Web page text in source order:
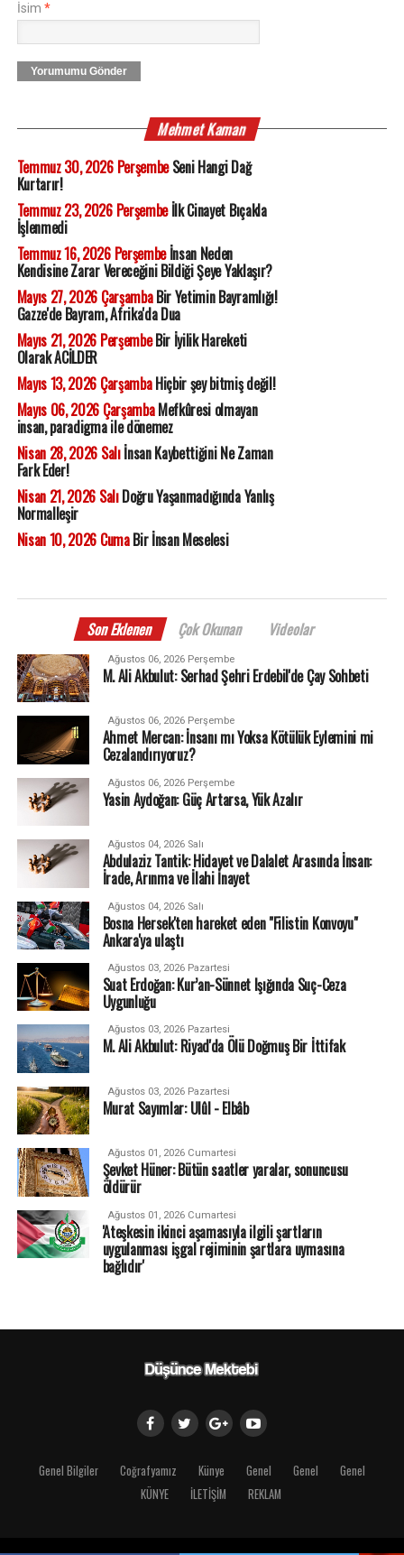
İsim *
Yorumumu Gönder
Mehmet Kaman
Temmuz 30, 2026 PerşembeSeni Hangi Dağ
Kurtarır!
Temmuz 23, 2026 Perşembeİlk Cinayet Bıçakla
İşlenmedi
Temmuz 16, 2026 Perşembeİnsan Neden
Kendisine Zarar Vereceğini Bildiği Şeye Yaklaşır?
Mayıs 27, 2026 ÇarşambaBir Yetimin Bayramlığı!
Gazze'de Bayram, Afrika'da Dua
Mayıs 21, 2026 PerşembeBir İyilik Hareketi
Olarak ACİLDER
Mayıs 13, 2026 ÇarşambaHiçbir şey bitmiş değil!
Mayıs 06, 2026 ÇarşambaMefkûresi olmayan
insan, paradigma ile dönemez
Nisan 28, 2026 Salıİnsan Kaybettiğini Ne Zaman
Fark Eder!
Nisan 21, 2026 SalıDoğru Yaşanmadığında Yanlış
Normalleşir
Nisan 10, 2026 CumaBir İnsan Meselesi
Son Eklenen Çok Okunan Videolar
Ağustos 06, 2026 Perşembe
M. Ali Akbulut: Serhad Şehri Erdebil'de Çay Sohbeti
Ağustos 06, 2026 Perşembe
Ahmet Mercan: İnsanı mı Yoksa Kötülük Eylemini mi
Cezalandırıyoruz?
Ağustos 06, 2026 Perşembe
Yasin Aydoğan: Güç Artarsa, Yük Azalır
Ağustos 04, 2026 Salı
Abdulaziz Tantik: Hidayet ve Dalalet Arasında İnsan:
İrade, Arınma ve İlahi İnayet
Ağustos 04, 2026 Salı
Bosna Hersek'ten hareket eden "Filistin Konvoyu"
Ankara'ya ulaştı
Ağustos 03, 2026 Pazartesi
Suat Erdoğan: Kur’an-Sünnet Işığında Suç-Ceza
Uygunluğu
Ağustos 03, 2026 Pazartesi
M. Ali Akbulut: Riyad'da Ölü Doğmuş Bir İttifak
Ağustos 03, 2026 Pazartesi
Murat Sayımlar: Ulûl - Elbâb
Ağustos 01, 2026 Cumartesi
Şevket Hüner: Bütün saatler yaralar, sonuncusu
öldürür
Ağustos 01, 2026 Cumartesi
'Ateşkesin ikinci aşamasıyla ilgili şartların
uygulanması işgal rejiminin şartlara uymasına
bağlıdır'
Genel Bilgiler Coğrafyamız Künye Genel Genel
Genel
KÜNYE
İLETİŞİM REKLAM